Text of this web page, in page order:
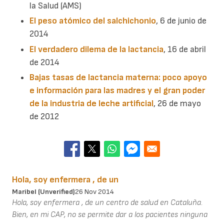
la Salud (AMS)
El peso atómico del salchichonio, 6 de junio de
2014
El verdadero dilema de la lactancia, 16 de abril
de 2014
Bajas tasas de lactancia materna: poco apoyo
e información para las madres y el gran poder
de la industria de leche artificial, 26 de mayo
de 2012
Hola, soy enfermera , de un
Maribel (unverified)26 Nov 2014
Hola, soy enfermera , de un centro de salud en Cataluña.
Bien, en mi CAP, no se permite dar a los pacientes ninguna